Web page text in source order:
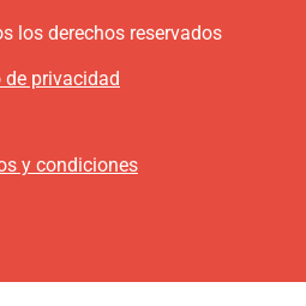
los derechos reservados
de privacidad
y condiciones